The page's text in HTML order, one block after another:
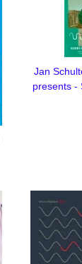
Jan
presents -